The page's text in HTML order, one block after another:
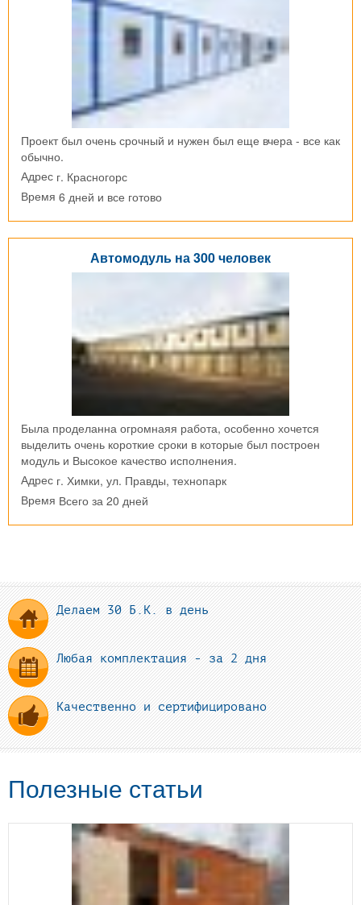
Проект был очень срочный и нужен был еще вчера - все как
обычно.
Адрес г. Красногорс
Время 6 дней и все готово
Автомодуль на 300 человек
Была проделанна огромнаяя работа, особенно хочется
выделить очень короткие сроки в которые был построен
модуль и Высокое качество исполнения.
Адрес г. Химки, ул. Правды, технопарк
Время Всего за 20 дней
Делаем 30 Б.К. в день
Любая комплектация - за 2 дня
Качественно и сертифицировано
Полезные статьи